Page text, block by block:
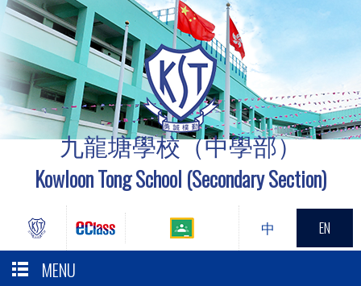
九龍塘學校（中學部）
Kowloon Tong School (Secondary Section)
中 EN
MENU